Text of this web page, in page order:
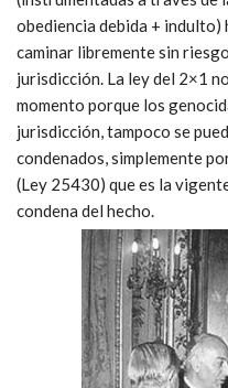
obediencia debida + indulto)
caminar libremente sin
jurisdicción. La ley del 2×1
momento porque los
jurisdicción, tampoco se
condenados, simplemente
(Ley 25430) que es la
condena del hecho.